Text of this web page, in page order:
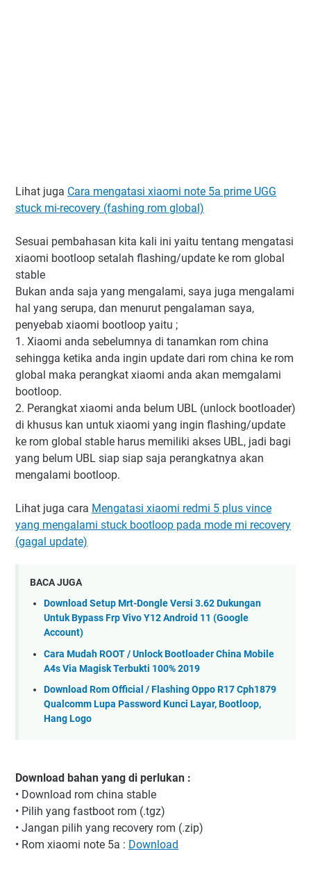
Lihat juga Cara mengatasi xiaomi note 5a prime UGG
stuck mi-recovery (fashing rom global)
Sesuai pembahasan kita kali ini yaitu tentang mengatasi
xiaomi bootloop setalah flashing/update ke rom global
stable
Bukan anda saja yang mengalami, saya juga mengalami
hal yang serupa, dan menurut pengalaman saya,
penyebab xiaomi bootloop yaitu ;
1. Xiaomi anda sebelumnya di tanamkan rom china
sehingga ketika anda ingin update dari rom china ke rom
global maka perangkat xiaomi anda akan memgalami
bootloop.
2. Perangkat xiaomi anda belum UBL (unlock bootloader)
di khusus kan untuk xiaomi yang ingin flashing/update
ke rom global stable harus memiliki akses UBL, jadi bagi
yang belum UBL siap siap saja perangkatnya akan
mengalami bootloop.
Lihat juga cara Mengatasi xiaomi redmi 5 plus vince
yang mengalami stuck bootloop pada mode mi recovery
(gagal update)
BACA JUGA
Download Setup Mrt-Dongle Versi 3.62 Dukungan
Untuk Bypass Frp Vivo Y12 Android 11 (Google
Account)
Cara Mudah ROOT / Unlock Bootloader China Mobile
A4s Via Magisk Terbukti 100% 2019
Download Rom Official / Flashing Oppo R17 Cph1879
Qualcomm Lupa Password Kunci Layar, Bootloop,
Hang Logo
Download bahan yang di perlukan :
• Download rom china stable
• Pilih yang fastboot rom (.tgz)
• Jangan pilih yang recovery rom (.zip)
• Rom xiaomi note 5a : Download